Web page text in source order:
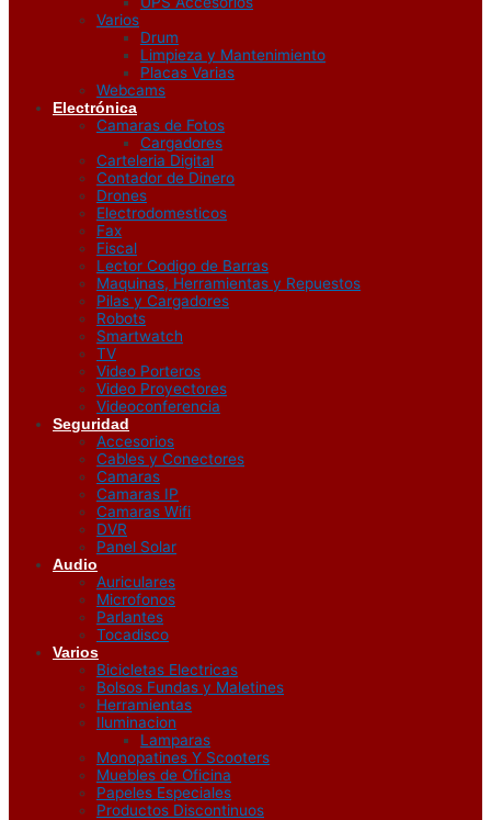
Varios
Drum
Limpieza y Mantenimiento
Placas Varias
Webcams
Electrónica
Camaras de Fotos
Cargadores
Carteleria Digital
Contador de Dinero
Drones
Electrodomesticos
Fax
Fiscal
Lector Codigo de Barras
Maquinas, Herramientas y Repuestos
Pilas y Cargadores
Robots
Smartwatch
TV
Video Porteros
Video Proyectores
Videoconferencia
Seguridad
Accesorios
Cables y Conectores
Camaras
Camaras IP
Camaras Wifi
DVR
Panel Solar
Audio
Auriculares
Microfonos
Parlantes
Tocadisco
Varios
Bicicletas Electricas
Bolsos Fundas y Maletines
Herramientas
Iluminacion
Lamparas
Monopatines Y Scooters
Muebles de Oficina
Papeles Especiales
Productos Discontinuos